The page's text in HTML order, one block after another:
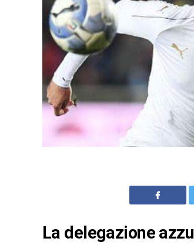
La delegazione